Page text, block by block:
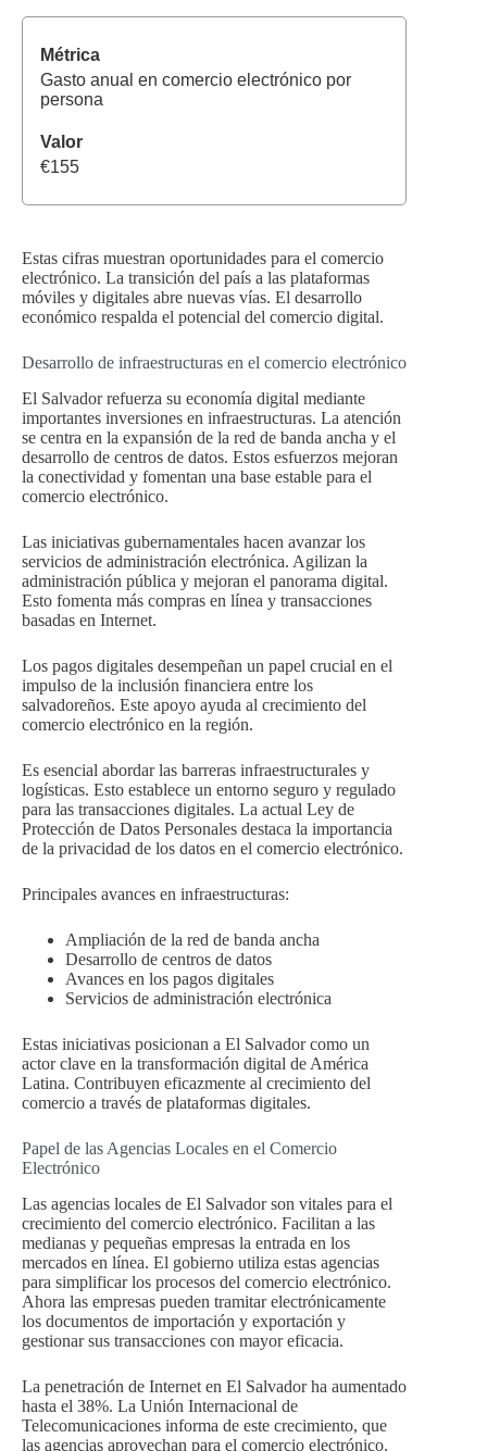
Gasto anual en comercio electrónico por
persona
€155
Estas cifras muestran oportunidades para el comercio
electrónico. La transición del país a las plataformas
móviles y digitales abre nuevas vías. El desarrollo
económico respalda el potencial del comercio digital.
Desarrollo de infraestructuras en el comercio electrónico
El Salvador refuerza su economía digital mediante
importantes inversiones en infraestructuras. La atención
se centra en la expansión de la red de banda ancha y el
desarrollo de centros de datos. Estos esfuerzos mejoran
la conectividad y fomentan una base estable para el
comercio electrónico.
Las iniciativas gubernamentales hacen avanzar los
servicios de administración electrónica. Agilizan la
administración pública y mejoran el panorama digital.
Esto fomenta más compras en línea y transacciones
basadas en Internet.
Los pagos digitales desempeñan un papel crucial en el
impulso de la inclusión financiera entre los
salvadoreños. Este apoyo ayuda al crecimiento del
comercio electrónico en la región.
Es esencial abordar las barreras infraestructurales y
logísticas. Esto establece un entorno seguro y regulado
para las transacciones digitales. La actual Ley de
Protección de Datos Personales destaca la importancia
de la privacidad de los datos en el comercio electrónico.
Principales avances en infraestructuras:
Ampliación de la red de banda ancha
Desarrollo de centros de datos
Avances en los pagos digitales
Servicios de administración electrónica
Estas iniciativas posicionan a El Salvador como un
actor clave en la transformación digital de América
Latina. Contribuyen eficazmente al crecimiento del
comercio a través de plataformas digitales.
Papel de las Agencias Locales en el Comercio
Electrónico
Las agencias locales de El Salvador son vitales para el
crecimiento del comercio electrónico. Facilitan a las
medianas y pequeñas empresas la entrada en los
mercados en línea. El gobierno utiliza estas agencias
para simplificar los procesos del comercio electrónico.
Ahora las empresas pueden tramitar electrónicamente
los documentos de importación y exportación y
gestionar sus transacciones con mayor eficacia.
La penetración de Internet en El Salvador ha aumentado
hasta el 38%. La Unión Internacional de
Telecomunicaciones informa de este crecimiento, que
las agencias aprovechan para el comercio electrónico.